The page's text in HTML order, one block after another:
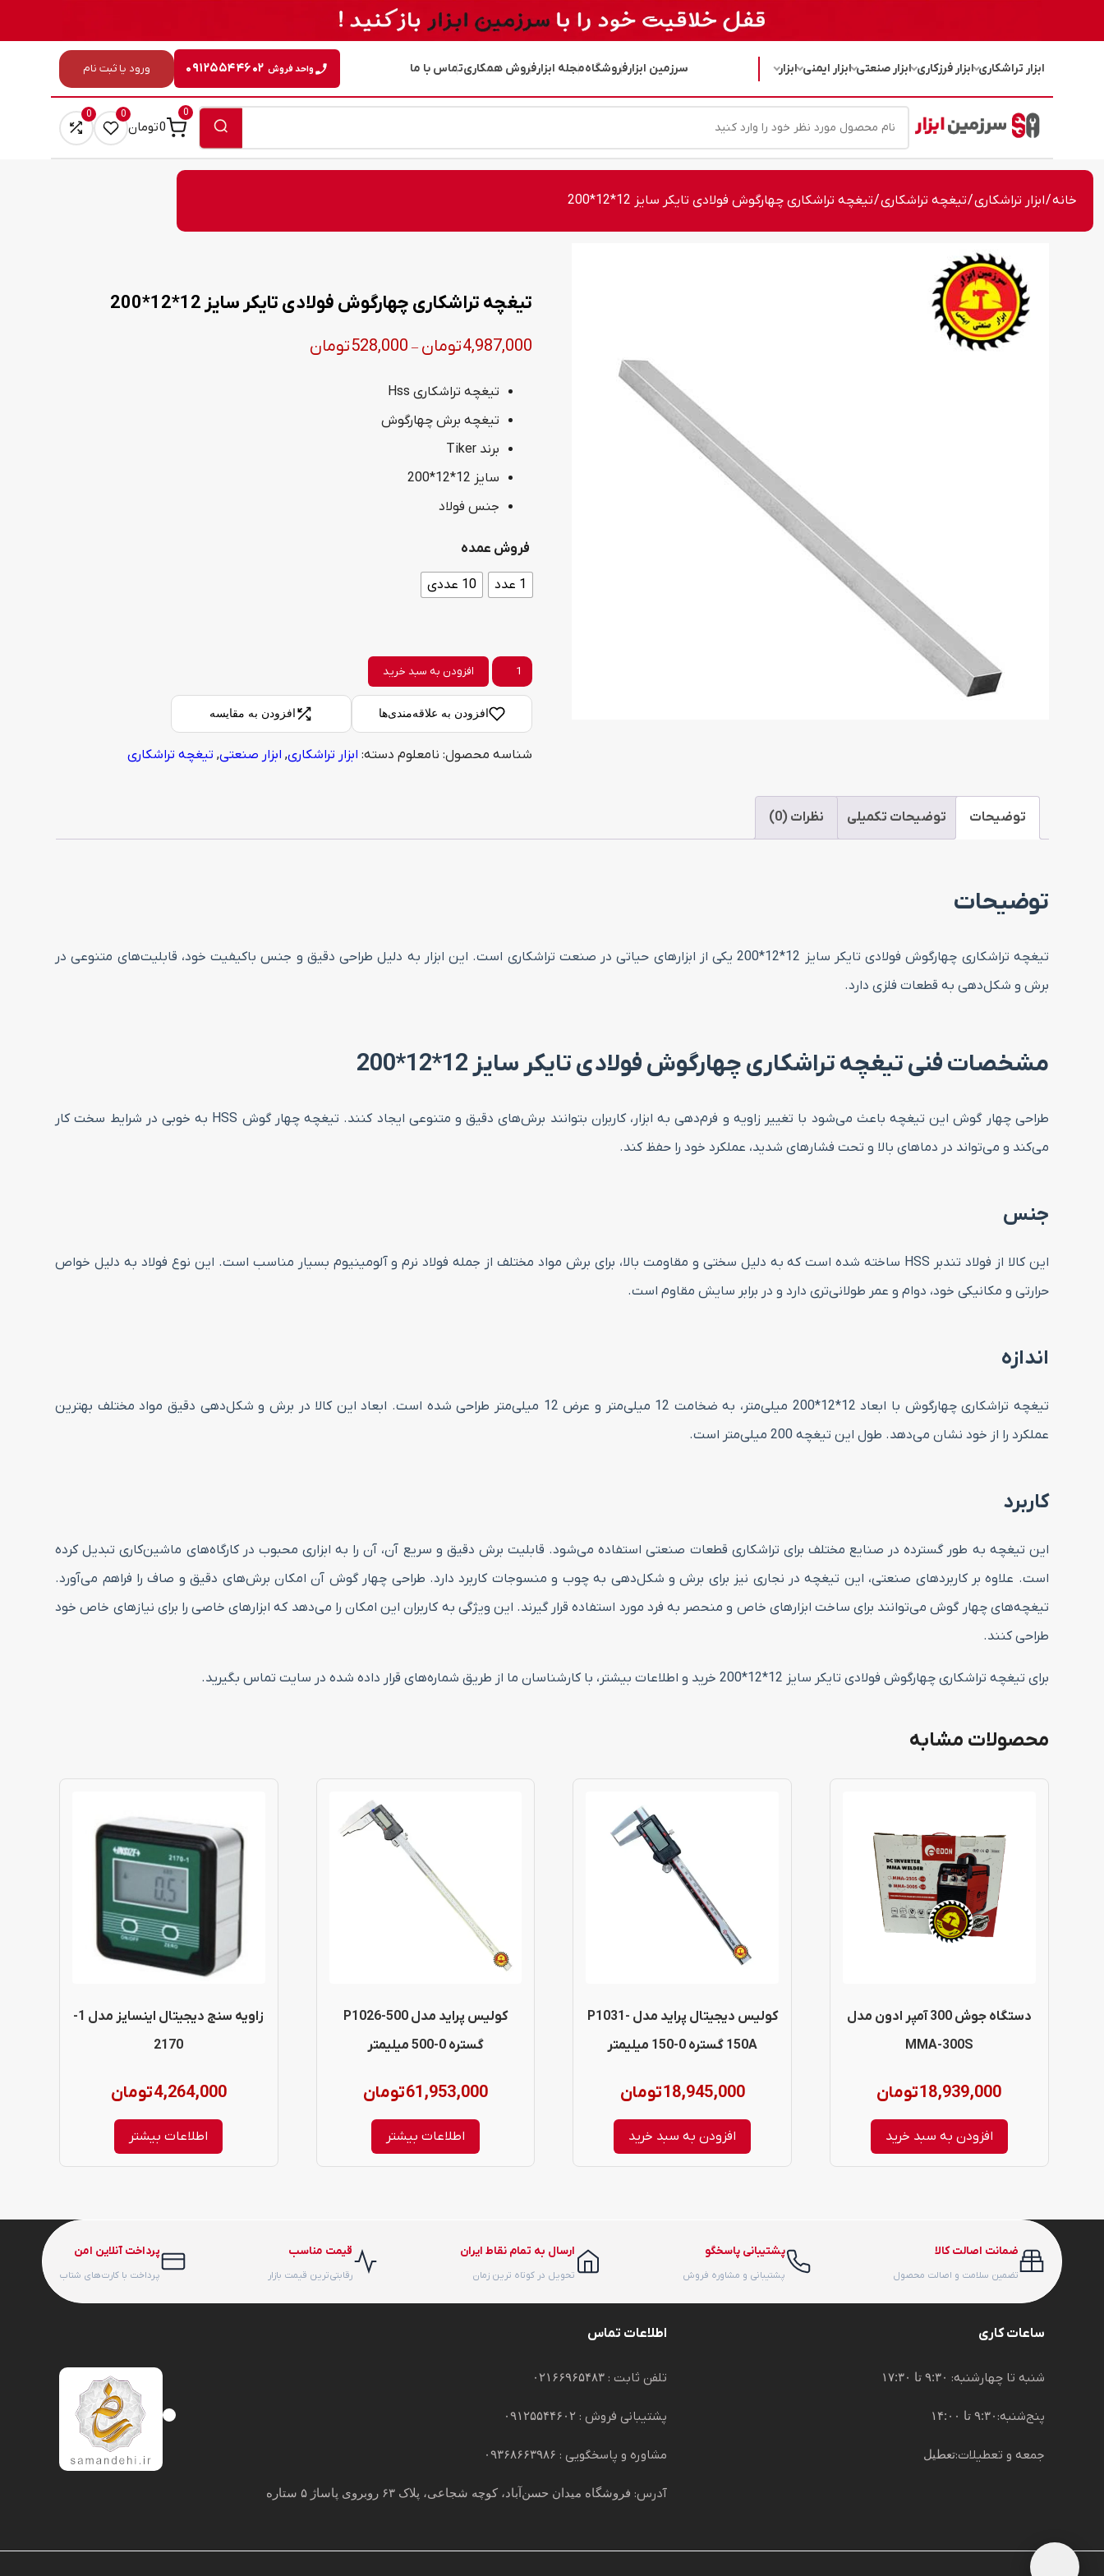
ابزار تراشکاری ابزار فرزکاری ابزار صنعتی ابزار ایمنی ابزار سرزمین ابزارفروشگاهمجله ابزارفروش همکاریتماس با ما ۰۹۱۲۵۵۴۴۶۰۲ واحد فروش ورود یا ثبت نام
0
0تومان
0
0
خانه/ابزار تراشکاری/تیغچه تراشکاری/ تیغچه تراشکاری چهارگوش فولادی تایکر سایز 12*12*200
تیغچه تراشکاری چهارگوش فولادی تایکر سایز 12*12*200
4,987,000تومان –
528,000تومان
تیغچه تراشکاری Hss
تیغچه برش چهارگوش
برند Tiker
سایز 12*12*200
جنس فولاد
فروش عمده
1 عدد 10 عددی
تیغچه
تراشکاری
چهارگوش
فولادی
12*12*200
افزودن به سبد خرید
افزودن به علاقه‌مندی‌ها افزودن به مقایسه
شناسه محصول: نامعلوم دسته: ابزار تراشکاری, ابزار صنعتی, تیغچه تراشکاری
توضیحات توضیحات تکمیلی نظرات (0)
توضیحات
تیغچه تراشکاری چهارگوش فولادی تایکر سایز 12*12*200 یکی از ابزارهای حیاتی در صنعت تراشکاری است. این ابزار به دلیل طراحی دقیق و جنس باکیفیت خود، قابلیت‌های متنوعی در
برش و شکل‌دهی به قطعات فلزی دارد.
مشخصات فنی تیغچه تراشکاری چهارگوش فولادی تایکر سایز 12*12*200
طراحی چهار گوش این تیغچه باعث می‌شود با تغییر زاویه و فرم‌دهی به ابزار، کاربران بتوانند برش‌های دقیق و متنوعی ایجاد کنند. تیغچه چهار گوش HSS به خوبی در شرایط سخت کار
می‌کند و می‌تواند در دماهای بالا و تحت فشارهای شدید، عملکرد خود را حفظ کند.
جنس
این کالا از فولاد تندبر HSS ساخته شده است که به دلیل سختی و مقاومت بالا، برای برش مواد مختلف از جمله فولاد نرم و آلومینیوم بسیار مناسب است. این نوع فولاد به دلیل خواص
حرارتی و مکانیکی خود، دوام و عمر طولانی‌تری دارد و در برابر سایش مقاوم است.
اندازه
تیغچه تراشکاری چهارگوش با ابعاد 12*12*200 میلی‌متر، به ضخامت 12 میلی‌متر و عرض 12 میلی‌متر طراحی شده است. ابعاد این کالا در برش و شکل‌دهی دقیق مواد مختلف بهترین
عملکرد را از خود نشان می‌دهد. طول این تیغچه 200 میلی‌متر است.
کاربرد
این تیغچه به طور گسترده در صنایع مختلف برای تراشکاری قطعات صنعتی استفاده می‌شود. قابلیت برش دقیق و سریع آن، آن را به ابزاری محبوب در کارگاه‌های ماشین‌کاری تبدیل کرده
است. علاوه بر کاربردهای صنعتی، این تیغچه در نجاری نیز برای برش و شکل‌دهی به چوب و منسوجات کاربرد دارد. طراحی چهار گوش آن امکان برش‌های دقیق و صاف را فراهم می‌آورد.
تیغچه‌های چهار گوش می‌توانند برای ساخت ابزارهای خاص و منحصر به فرد مورد استفاده قرار گیرند. این ویژگی به کاربران این امکان را می‌دهد که ابزارهای خاصی را برای نیازهای خاص خود
طراحی کنند.
برای تیغچه تراشکاری چهارگوش فولادی تایکر سایز 12*12*200 خرید و اطلاعات بیشتر، با کارشناسان ما از طریق شماره‌های قرار داده شده در سایت تماس بگیرید.
محصولات مشابه
دستگاه جوش 300 آمپر ادون مدل
MMA-300S
18,939,000تومان
افزودن به سبد خرید
کولیس دیجیتال پراید مدل P1031-
150A گستره 0-150 میلیمتر
18,945,000تومان
افزودن به سبد خرید
کولیس پراید مدل P1026-500
گستره 0-500 میلیمتر
61,953,000تومان
اطلاعات بیشتر
زاویه سنج دیجیتال اینسایز مدل 1-
2170
4,264,000تومان
اطلاعات بیشتر
ضمانت اصالت کالا
تضمین سلامت و اصالت محصول
پشتیبانی پاسخگو
پشتیبانی و مشاوره فروش
ارسال به تمام نقاط ایران
تحویل در کوتاه ترین زمان
قیمت مناسب
رقابتی‌ترین قیمت بازار
پرداخت آنلاین امن
پرداخت با کارت‌های شتاب
ساعات کاری
شنبه تا چهارشنبه: ۹:۳۰ تا ۱۷:۳۰
پنج‌شنبه: ۹:۳۰ تا ۱۴:۰۰
جمعه و تعطیلات:تعطیل
اطلاعات تماس
تلفن ثابت : ۰۲۱۶۶۹۶۵۴۸۳
پشتیبانی فروش : ۰۹۱۲۵۵۴۴۶۰۲
مشاوره و پاسخگویی : ۰۹۳۶۸۶۶۳۹۸۶
آدرس: فروشگاه میدان حسن‌آباد، کوچه شجاعی، پلاک ۶۳ روبروی پاساژ ۵ ستاره